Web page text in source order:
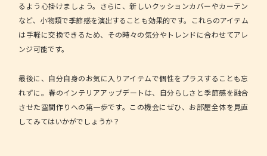
るよう心掛けましょう。さらに、新しいクッションカバーやカーテン
など、小物類で季節感を演出することも効果的です。これらのアイテム
は手軽に交換できるため、その時々の気分やトレンドに合わせてアレ
ンジ可能です。
最後に、自分自身のお気に入りアイテムで個性をプラスすることも忘
れずに。春のインテリアアップデートは、自分らしさと季節感を融合
させた空間作りへの第一歩です。この機会にぜひ、お部屋全体を見直
してみてはいかがでしょうか？